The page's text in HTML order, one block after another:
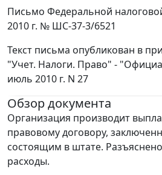
Письмо Федеральной
2010 г. № ШС-37-3/6521
Текст письма опубликован в
"Учет. Налоги. Право" -
июль 2010 г. N 27
Обзор документа
Организация производит
правовому договору,
состоящим в штате.
расходы.